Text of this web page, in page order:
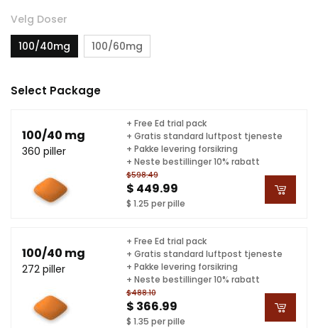
Velg Doser
100/40mg
100/60mg
Select Package
100/40 mg
360 piller
$598.49
$ 449.99
$ 1.25 per pille
+ Free Ed trial pack
+ Gratis standard luftpost tjeneste
+ Pakke levering forsikring
+ Neste bestillinger 10% rabatt
100/40 mg
272 piller
$488.10
$ 366.99
$ 1.35 per pille
+ Free Ed trial pack
+ Gratis standard luftpost tjeneste
+ Pakke levering forsikring
+ Neste bestillinger 10% rabatt